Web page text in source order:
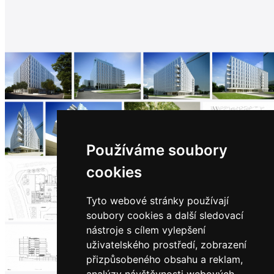
Používáme soubory
cookies
Tyto webové stránky používají
soubory cookies a další sledovací
nástroje s cílem vylepšení
uživatelského prostředí, zobrazení
přizpůsobeného obsahu a reklam,
do
burzy
práce
Newsletter
Přihlaste se k odběru našeho pravidelného
týdenního newsletteru:
© Archiweb, s.r.o. 1997-2026